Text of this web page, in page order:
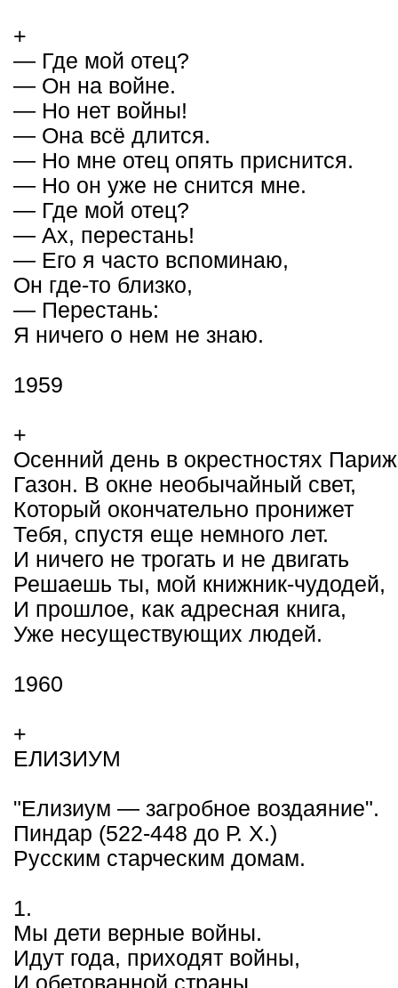
+
— Где мой отец?
— Он на войне.
— Но нет войны!
— Она всё длится.
— Но мне отец опять приснится.
— Но он уже не снится мне.
— Где мой отец?
— Ах, перестань!
— Его я часто вспоминаю,
Он где-то близко,
— Перестань:
Я ничего о нем не знаю.
1959
+
Осенний день в окрестностях
Газон. В окне необычайный свет,
Который окончательно пронижет
Тебя, спустя еще немного лет.
И ничего не трогать и не двигать
Решаешь ты, мой книжник-чудодей,
И прошлое, как адресная книга,
Уже несуществующих людей.
1960
+
ЕЛИЗИУМ
"Елизиум — загробное воздаяние".
Пиндар (522-448 до Р. X.)
Русским старческим домам.
1.
Мы дети верные войны.
Идут года, приходят войны,
И обетованной страны